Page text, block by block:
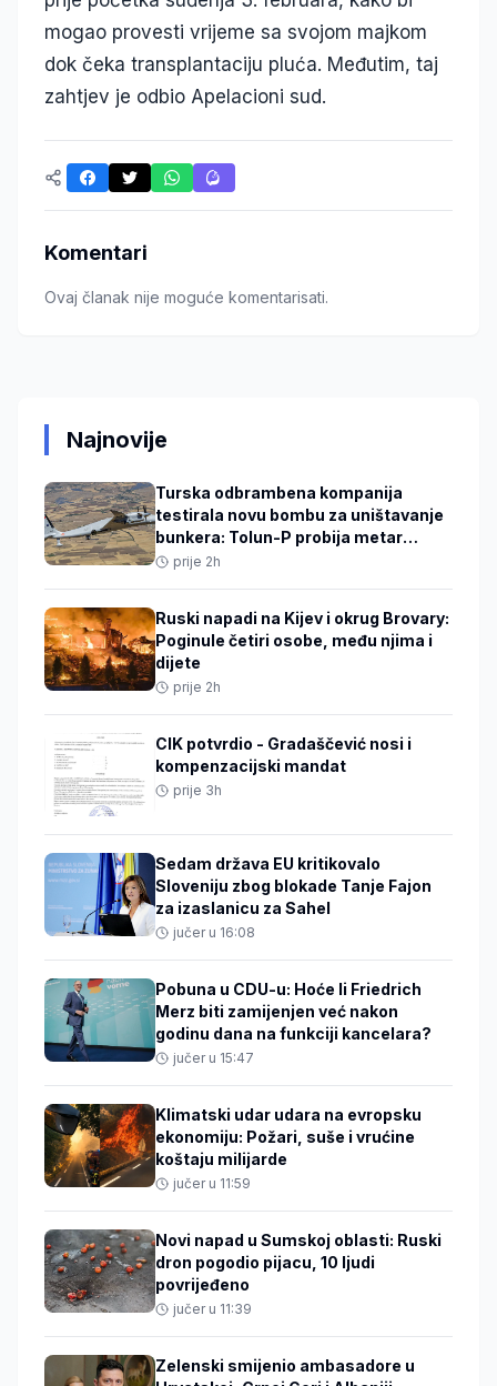
mogao provesti vrijeme sa svojom majkom
dok čeka transplantaciju pluća. Međutim, taj
zahtjev je odbio Apelacioni sud.
Komentari
Ovaj članak nije moguće komentarisati.
Najnovije
Turska odbrambena kompanija
testirala novu bombu za uništavanje
bunkera: Tolun-P probija metar
armiranog betona
prije 2h
Ruski napadi na Kijev i okrug Brovary:
Poginule četiri osobe, među njima i
dijete
prije 2h
CIK potvrdio - Gradaščević nosi i
kompenzacijski mandat
prije 3h
Sedam država EU kritikovalo
Sloveniju zbog blokade Tanje Fajon
za izaslanicu za Sahel
jučer u 16:08
Pobuna u CDU-u: Hoće li Friedrich
Merz biti zamijenjen već nakon
godinu dana na funkciji kancelara?
jučer u 15:47
Klimatski udar udara na evropsku
ekonomiju: Požari, suše i vrućine
koštaju milijarde
jučer u 11:59
Novi napad u Sumskoj oblasti: Ruski
dron pogodio pijacu, 10 ljudi
povrijeđeno
jučer u 11:39
Zelenski smijenio ambasadore u